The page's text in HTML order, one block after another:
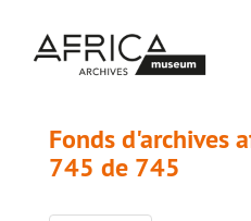
contenu
résultats
Fonds d'archives
745 de 745